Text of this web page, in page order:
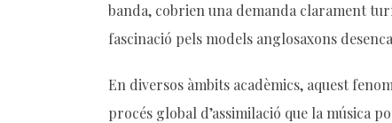
banda, cobrien una demanda clarament
fascinació pels models anglosaxons
En diversos àmbits acadèmics, aquest
procés global d’assimilació que la música